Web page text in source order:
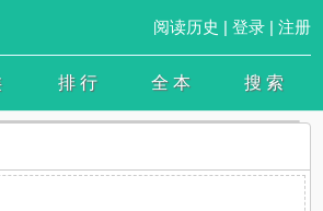
阅读历史 | 登录| 注册
排 行 全 本 搜 索